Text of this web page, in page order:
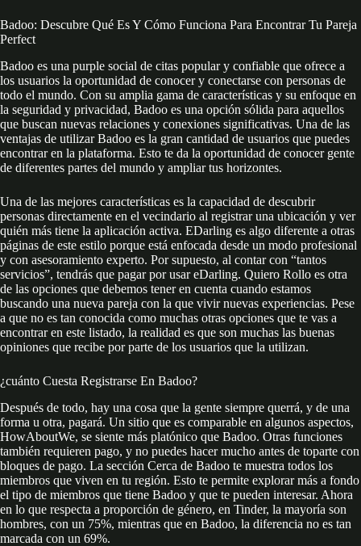
Badoo: Descubre Qué Es Y Cómo Funciona Para Encontrar Tu Pareja
Perfect
Badoo es una purple social de citas popular y confiable que ofrece a
los usuarios la oportunidad de conocer y conectarse con personas de
todo el mundo. Con su amplia gama de características y su enfoque en
la seguridad y privacidad, Badoo es una opción sólida para aquellos
que buscan nuevas relaciones y conexiones significativas. Una de las
ventajas de utilizar Badoo es la gran cantidad de usuarios que puedes
encontrar en la plataforma. Esto te da la oportunidad de conocer gente
de diferentes partes del mundo y ampliar tus horizontes.
Una de las mejores características es la capacidad de descubrir
personas directamente en el vecindario al registrar una ubicación y ver
quién más tiene la aplicación activa. EDarling es algo diferente a otras
páginas de este estilo porque está enfocada desde un modo profesional
y con asesoramiento experto. Por supuesto, al contar con “tantos
servicios”, tendrás que pagar por usar eDarling. Quiero Rollo es otra
de las opciones que debemos tener en cuenta cuando estamos
buscando una nueva pareja con la que vivir nuevas experiencias. Pese
a que no es tan conocida como muchas otras opciones que te vas a
encontrar en este listado, la realidad es que son muchas las buenas
opiniones que recibe por parte de los usuarios que la utilizan.
¿cuánto Cuesta Registrarse En Badoo?
Después de todo, hay una cosa que la gente siempre querrá, y de una
forma u otra, pagará. Un sitio que es comparable en algunos aspectos,
HowAboutWe, se siente más platónico que Badoo. Otras funciones
también requieren pago, y no puedes hacer mucho antes de toparte con
bloques de pago. La sección Cerca de Badoo te muestra todos los
miembros que viven en tu región. Esto te permite explorar más a fondo
el tipo de miembros que tiene Badoo y que te pueden interesar. Ahora
en lo que respecta a proporción de género, en Tinder, la mayoría son
hombres, con un 75%, mientras que en Badoo, la diferencia no es tan
marcada con un 69%.